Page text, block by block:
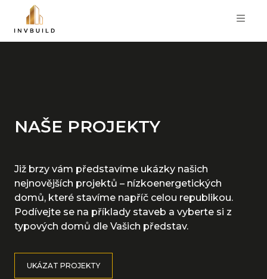
NAŠE PROJEKTY
Již brzy vám představíme ukázky našich
nejnovějších projektů – nízkoenergetických
domů, které stavíme napříč celou republikou.
Podívejte se na příklady staveb a vyberte si z
typových domů dle Vašich představ.
UKÁZAT PROJEKTY